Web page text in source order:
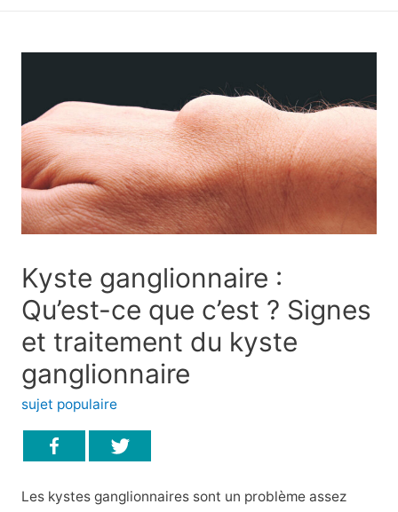
Kyste ganglionnaire :
Qu’est-ce que c’est ? Signes
et traitement du kyste
ganglionnaire
sujet populaire
Les kystes ganglionnaires sont un problème assez